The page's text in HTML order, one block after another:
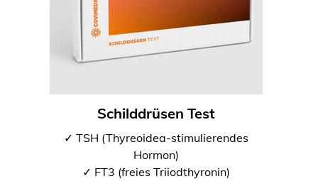
Schilddrüsen Test
✓ TSH (Thyreoidea-stimulierendes
Hormon)
✓ FT3 (freies Triiodthyronin)